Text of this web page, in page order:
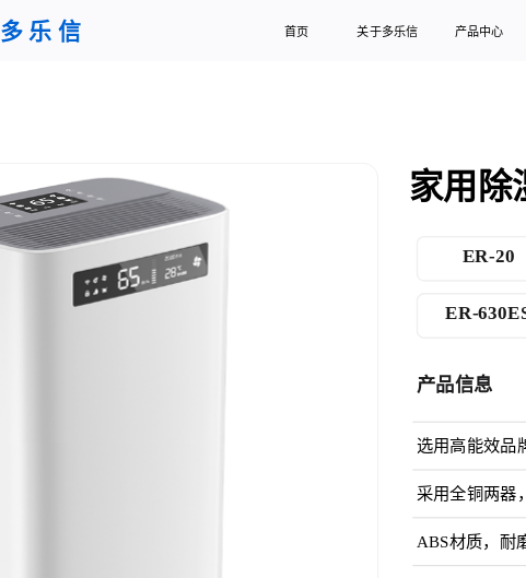
多 乐 信 首页 关于多乐信 产品中心
家用除
ER-20
ER-
产品信息
选用高能效品
采用全铜两器
ABS材质，耐